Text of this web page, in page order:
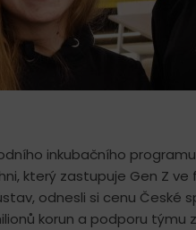
inkubačního
který zastupuje Gen Z ve
odnesli si cenu České
korun a podporu